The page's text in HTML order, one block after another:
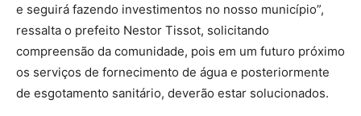
e seguirá fazendo investimentos no nosso município”,
ressalta o prefeito Nestor Tissot, solicitando
compreensão da comunidade, pois em um futuro próximo
os serviços de fornecimento de água e posteriormente
de esgotamento sanitário, deverão estar solucionados.